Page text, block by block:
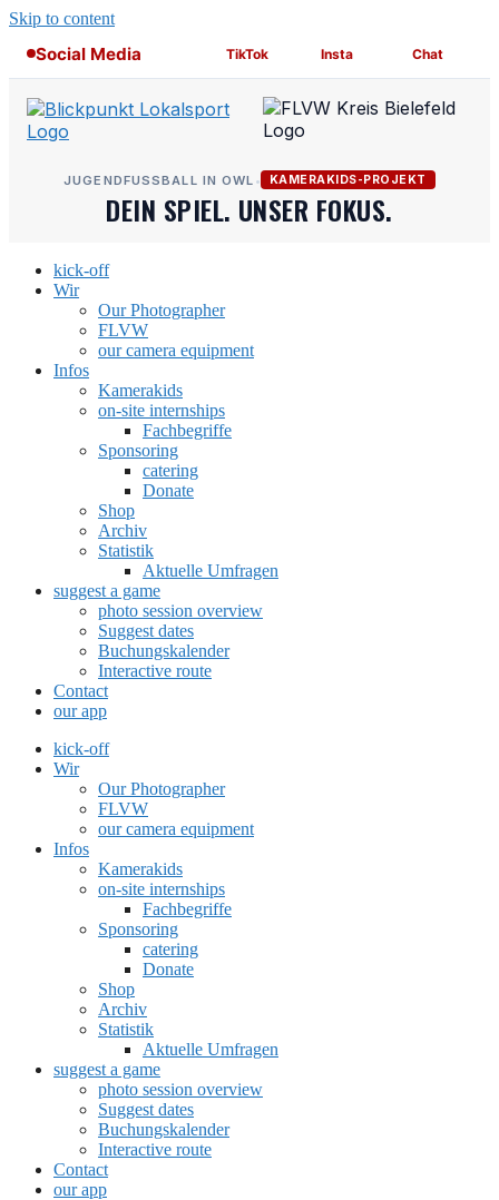
Skip to content
Social Media TikTok Insta Chat
JUGENDFUSSBALL IN OWL • KAMERAKIDS-PROJEKT
DEIN SPIEL. UNSER FOKUS.
kick-off
Wir
Our Photographer
FLVW
our camera equipment
Infos
Kamerakids
on-site internships
Fachbegriffe
Sponsoring
catering
Donate
Shop
Archiv
Statistik
Aktuelle Umfragen
suggest a game
photo session overview
Suggest dates
Buchungskalender
Interactive route
Contact
our app
kick-off
Wir
Our Photographer
FLVW
our camera equipment
Infos
Kamerakids
on-site internships
Fachbegriffe
Sponsoring
catering
Donate
Shop
Archiv
Statistik
Aktuelle Umfragen
suggest a game
photo session overview
Suggest dates
Buchungskalender
Interactive route
Contact
our app